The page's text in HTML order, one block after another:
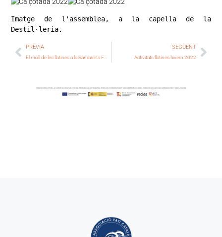
Imatge de l'assemblea, a la capella de la
Destil·leria.
PRÈVIA SEGÜENT
Activitats llatines hivern 2022